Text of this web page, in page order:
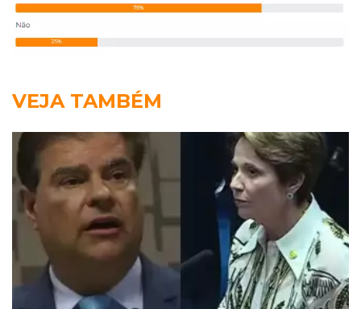
VEJA TAMBÉM